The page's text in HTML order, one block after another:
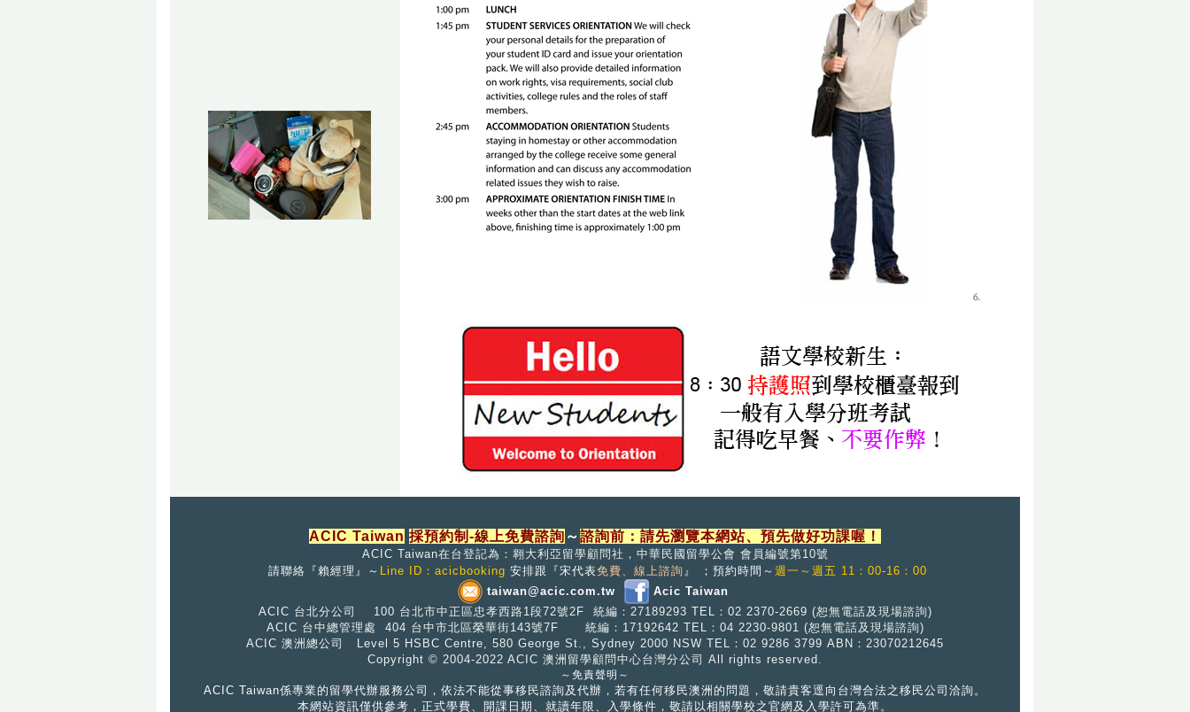
ACIC Taiwan 採預約制-線上免費諮詢 ～諮詢前：請先瀏覽本網站、預先做好功課喔！
ACIC Taiwan在台登記為：翱大利亞留學顧問社，中華民國留學公會 會員編號第10號
請聯絡『賴經理』 ～ Line ID：acicbooking 安排跟『宋代表免費、線上諮詢』 ；預約時間～ 週一～週五 11：00-16：00
taiwan@acic.com.tw
Acic Taiwan
ACIC 台北分公司 100 台北市中正區忠孝西路1段72號2F 統編：27189293 TEL：02 2370-2669 (恕無電話及現場諮詢)
ACIC 台中總管理處 404 台中市北區榮華街143號7F 統編：17192642 TEL：04 2230-9801 (恕無電話及現場諮詢)
ACIC 澳洲總公司 Level 5 HSBC Centre, 580 George St., Sydney 2000 NSW TEL：02 9286 3799 ABN：23070212645
Copyright © 2004-2022 ACIC 澳洲留學顧問中心台灣分公司 All rights reserved.
～免責聲明～
ACIC Taiwan係專業的留學代辦服務公司，依法不能從事移民諮詢及代辦，若有任何移民澳洲的問題，敬請貴客逕向台灣合法之移民公司洽詢。
本網站資訊僅供參考，正式學費、開課日期、就讀年限、入學條件，敬請以相關學校之官網及入學許可為準。